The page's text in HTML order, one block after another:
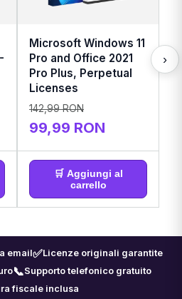
Microsoft Windows 11
Pro and Office 2021
Pro Plus, Perpetual
Licenses
142,99 RON
99,99 RON
🛒 Aggiungi al
carrello
›
email✅Licenze originali garantite
📞Supporto telefonico gratuito
fiscale inclusa